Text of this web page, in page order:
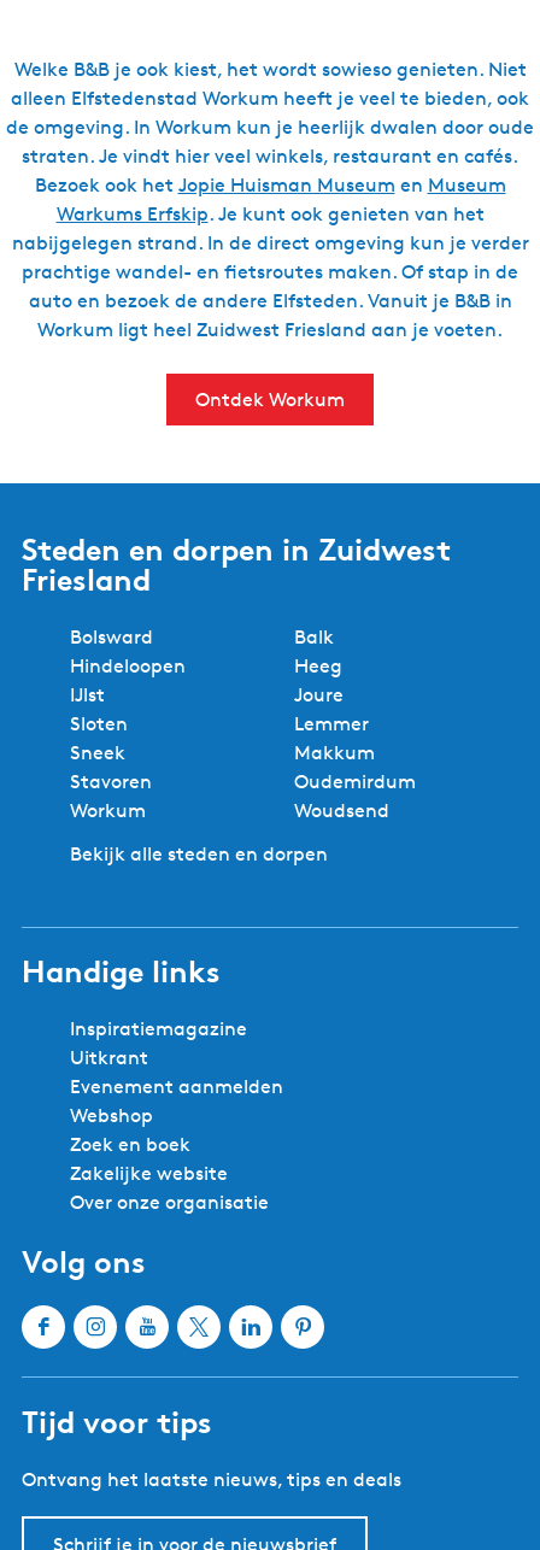
Welke B&B je ook kiest, het wordt sowieso genieten. Niet
alleen Elfstedenstad Workum heeft je veel te bieden, ook
de omgeving. In Workum kun je heerlijk dwalen door oude
straten. Je vindt hier veel winkels, restaurant en cafés.
Bezoek ook het Jopie Huisman Museum en Museum
Warkums Erfskip. Je kunt ook genieten van het
nabijgelegen strand. In de direct omgeving kun je verder
prachtige wandel- en fietsroutes maken. Of stap in de
auto en bezoek de andere Elfsteden. Vanuit je B&B in
Workum ligt heel Zuidwest Friesland aan je voeten.
Ontdek Workum
Steden en dorpen in Zuidwest
Friesland
Bolsward
Balk
Hindeloopen
Heeg
IJlst
Joure
Sloten
Lemmer
Sneek
Makkum
Stavoren
Oudemirdum
Workum
Woudsend
Bekijk alle steden en dorpen
Handige links
Inspiratiemagazine
Uitkrant
Evenement aanmelden
Webshop
Zoek en boek
Zakelijke website
Over onze organisatie
Volg ons
F
e
o
o
I
t
g
r
a
Y
T
b
e
W
X
t
r
l
a
L
d
I
n
P
r
e
s
Tijd voor tips
Ontvang het laatste nieuws, tips en deals
Schrijf je in voor de nieuwsbrief